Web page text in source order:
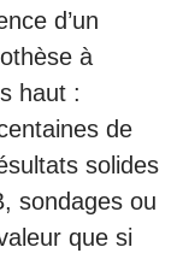
d’un
à
haut :
de
solides
sondages ou
que si